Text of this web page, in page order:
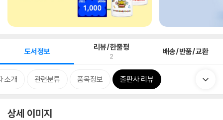
도서정보 리뷰/한줄평
2 배송/반품/교환
소개 관련분류 품목정보 출판사 리뷰
상세 이미지